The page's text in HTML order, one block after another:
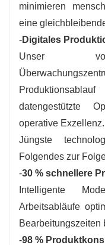
minimieren
eine
-Digitales
Unser
datengestützte
operative Exzellenz.
Jüngste
Folgendes zur
-30 % schnellere
Intelligente
Arbeitsabläufe
Bearbeitungszeiten
-98 %